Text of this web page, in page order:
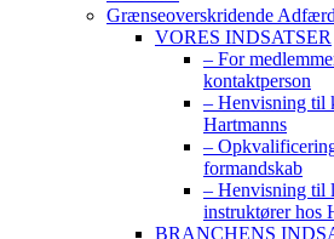
Grænseoverskridende Adfærd
VORES INDSATSER
– For
kontaktperson
– Henvisning til
Hartmanns
–
formandskab
– Henvisning til
instruktører hos
BRANCHENS